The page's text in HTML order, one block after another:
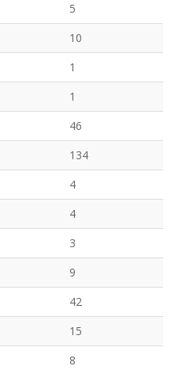
5
10
1
1
46
134
4
4
3
9
42
15
8